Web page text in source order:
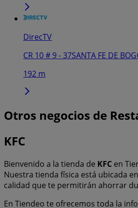
DirecTV
CR 10 # 9 - 37SANTA FE DE
192 m
Otros negocios de
KFC
Bienvenido a la tienda de KFC en
Nuestra tienda física está ubicada en
calidad que te permitirán ahorrar
En Tiendeo te ofrecemos toda la